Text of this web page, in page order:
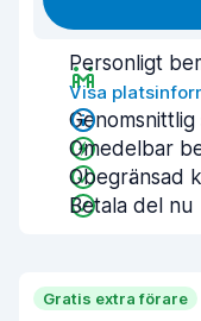
Personligt
Visa
Omedelbar
Obegränsad
Betala del nu
Gratis extra förare